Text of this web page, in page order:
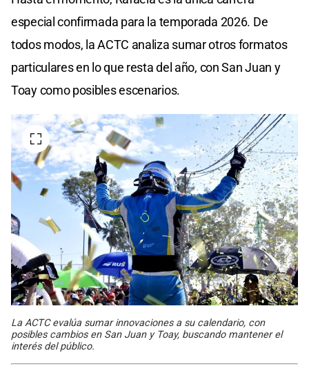
especial confirmada para la temporada 2026. De
todos modos, la ACTC analiza sumar otros formatos
particulares en lo que resta del año, con San Juan y
Toay como posibles escenarios.
La ACTC evalúa sumar innovaciones a su calendario, con
posibles cambios en San Juan y Toay, buscando mantener el
interés del público.